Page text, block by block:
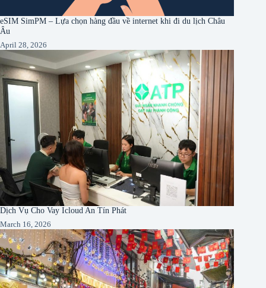
eSIM SimPM – Lựa chọn hàng đầu về internet khi đi du lịch Châu
Âu
April 28, 2026
Dịch Vụ Cho Vay Icloud An Tín Phát
March 16, 2026